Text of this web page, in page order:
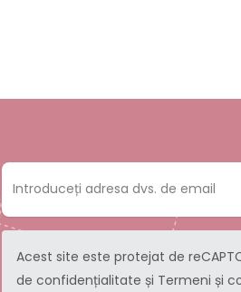
Acest site este protejat de
de confidențialitate și Termeni și